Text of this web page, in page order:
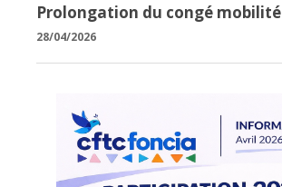
Prolongation du congé mobilité
28/04/2026